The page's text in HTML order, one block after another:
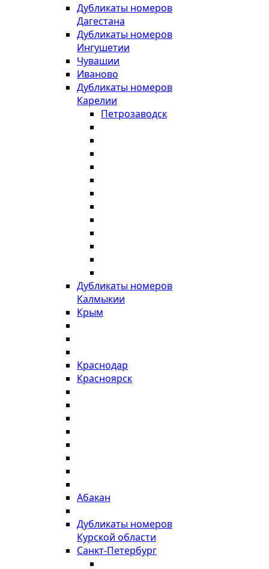
Дубликаты номеров
Дагестана
Дубликаты номеров
Ингушетии
Чувашии
Иваново
Дубликаты номеров
Карелии
Петрозаводск
Дубликаты номеров
Калмыкии
Крым
Краснодар
Красноярск
Абакан
Дубликаты номеров
Курской области
Санкт-Петербург